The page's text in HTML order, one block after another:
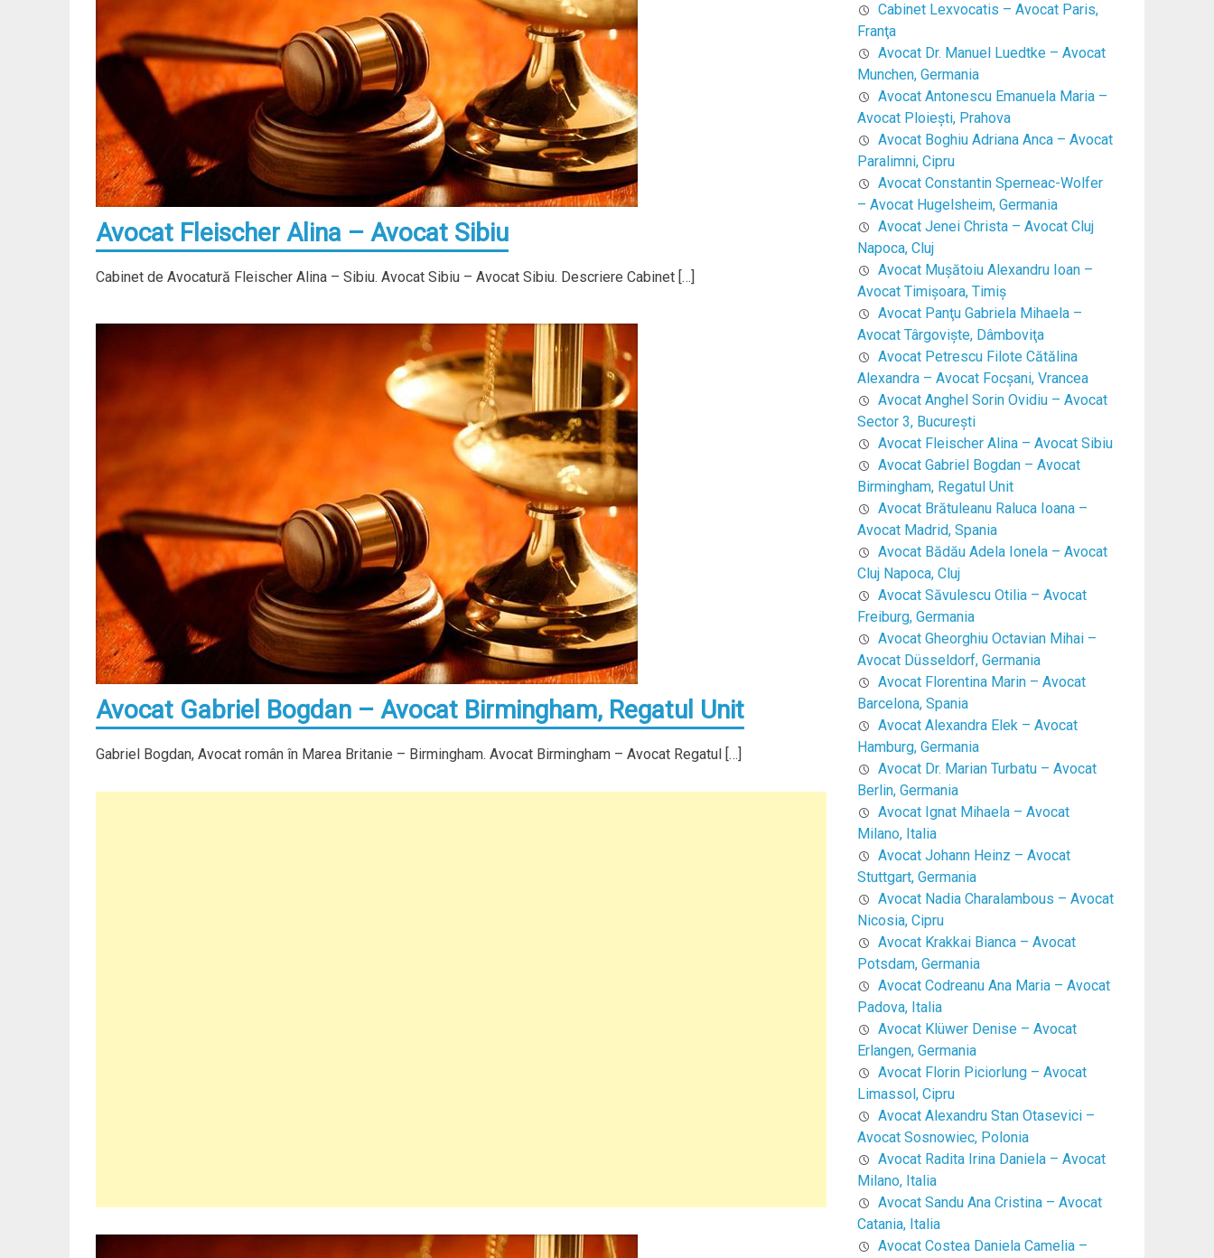
Avocat Fleischer Alina – Avocat Sibiu
Cabinet de Avocatură Fleischer Alina – Sibiu. Avocat Sibiu – Avocat Sibiu. Descriere Cabinet […]
Avocat Gabriel Bogdan – Avocat Birmingham, Regatul Unit
Gabriel Bogdan, Avocat român în Marea Britanie – Birmingham. Avocat Birmingham – Avocat Regatul […]
Cabinet Lexvocatis – Avocat Paris,
Franţa
Avocat Dr. Manuel Luedtke – Avocat
Munchen, Germania
Avocat Antonescu Emanuela Maria –
Avocat Ploieşti, Prahova
Avocat Boghiu Adriana Anca – Avocat
Paralimni, Cipru
Avocat Constantin Sperneac-Wolfer
– Avocat Hugelsheim, Germania
Avocat Jenei Christa – Avocat Cluj
Napoca, Cluj
Avocat Mușătoiu Alexandru Ioan –
Avocat Timişoara, Timiş
Avocat Panţu Gabriela Mihaela –
Avocat Târgovişte, Dâmboviţa
Avocat Petrescu Filote Cătălina
Alexandra – Avocat Focşani, Vrancea
Avocat Anghel Sorin Ovidiu – Avocat
Sector 3, Bucureşti
Avocat Fleischer Alina – Avocat Sibiu
Avocat Gabriel Bogdan – Avocat
Birmingham, Regatul Unit
Avocat Brătuleanu Raluca Ioana –
Avocat Madrid, Spania
Avocat Bădău Adela Ionela – Avocat
Cluj Napoca, Cluj
Avocat Săvulescu Otilia – Avocat
Freiburg, Germania
Avocat Gheorghiu Octavian Mihai –
Avocat Düsseldorf, Germania
Avocat Florentina Marin – Avocat
Barcelona, Spania
Avocat Alexandra Elek – Avocat
Hamburg, Germania
Avocat Dr. Marian Turbatu – Avocat
Berlin, Germania
Avocat Ignat Mihaela – Avocat
Milano, Italia
Avocat Johann Heinz – Avocat
Stuttgart, Germania
Avocat Nadia Charalambous – Avocat
Nicosia, Cipru
Avocat Krakkai Bianca – Avocat
Potsdam, Germania
Avocat Codreanu Ana Maria – Avocat
Padova, Italia
Avocat Klüwer Denise – Avocat
Erlangen, Germania
Avocat Florin Piciorlung – Avocat
Limassol, Cipru
Avocat Alexandru Stan Otasevici –
Avocat Sosnowiec, Polonia
Avocat Radita Irina Daniela – Avocat
Milano, Italia
Avocat Sandu Ana Cristina – Avocat
Catania, Italia
Avocat Costea Daniela Camelia –